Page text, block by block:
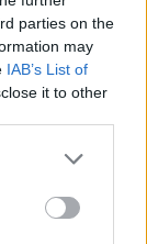
parties on the
may
IAB’s List of
it to other